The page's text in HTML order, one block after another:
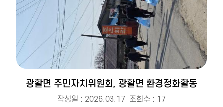
광활면 주민자치위원회, 광활면 환경정화활동
작성일 : 2026.03.17 조회수 : 17